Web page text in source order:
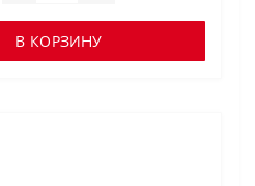
В КОРЗИНУ